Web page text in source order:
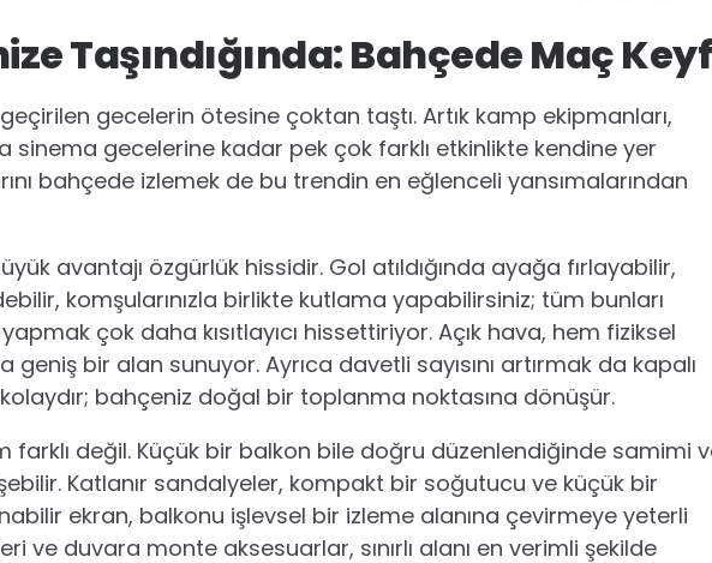
Taşındığında: Bahçede Maç
gecelerin ötesine çoktan taştı. Artık kamp ekipmanları,
sinema gecelerine kadar pek çok farklı etkinlikte kendine yer
bahçede izlemek de bu trendin en eğlenceli yansımalarından
avantajı özgürlük hissidir. Gol atıldığında ayağa fırlayabilir,
komşularınızla birlikte kutlama yapabilirsiniz; tüm bunları
çok daha kısıtlayıcı hissettiriyor. Açık hava, hem fiziksel
bir alan sunuyor. Ayrıca davetli sayısını artırmak da kapalı
bahçeniz doğal bir toplanma noktasına dönüşür.
farklı değil. Küçük bir balkon bile doğru düzenlendiğinde samimi
Katlanır sandalyeler, kompakt bir soğutucu ve küçük bir
ekran, balkonu işlevsel bir izleme alanına çevirmeye yeterli
ve duvara monte aksesuarlar, sınırlı alanı en verimli şekilde